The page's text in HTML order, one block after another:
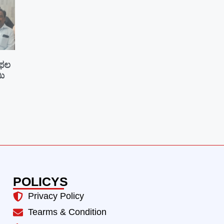
POLICYS
Privacy Policy
Tearms & Condition